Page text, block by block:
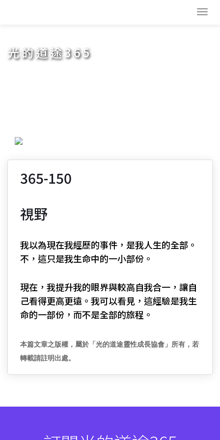
光的道途365
365-150
視野
我以為現在我經歷的事件，是我人生的全部。
不，這只是我生命中的一小部份。
現在，我提升我的眼界與較高自我合一，讓自
己看得更高更遠。我可以看見，這經驗是我生
命的一部份，而不是全部的旅程。
本篇文章之版權，屬於「光的道途靈性成長協會」所有，若
轉載請註明出處。